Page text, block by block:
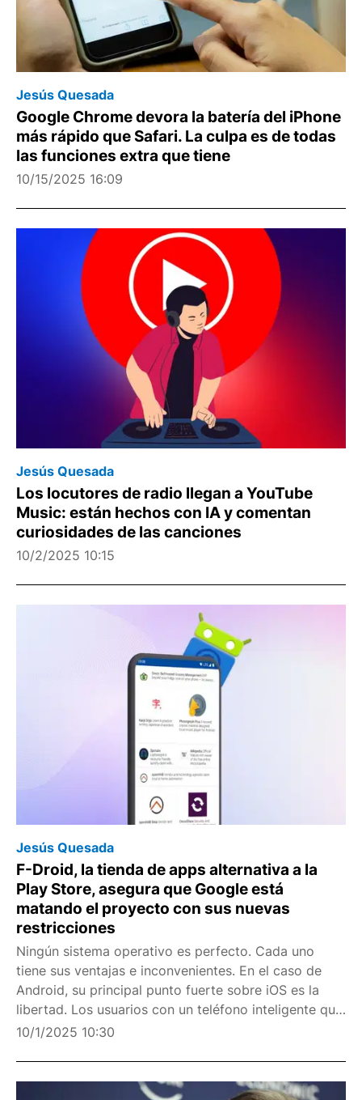
Jesús Quesada
Google Chrome devora la batería del iPhone
más rápido que Safari. La culpa es de todas
las funciones extra que tiene
10/15/2025 16:09
Jesús Quesada
Los locutores de radio llegan a YouTube
Music: están hechos con IA y comentan
curiosidades de las canciones
10/2/2025 10:15
Jesús Quesada
F-Droid, la tienda de apps alternativa a la
Play Store, asegura que Google está
matando el proyecto con sus nuevas
restricciones
Ningún sistema operativo es perfecto. Cada uno
tiene sus ventajas e inconvenientes. En el caso de
Android, su principal punto fuerte sobre iOS es la
libertad. Los usuarios con un teléfono inteligente que
ejecuta el software desarrollado por Google pueden
10/1/2025 10:30